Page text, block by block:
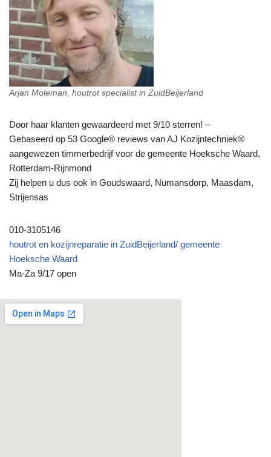
Arjan Moleman, houtrot specialist in ZuidBeijerland
Door haar klanten gewaardeerd met 9/10 sterren! –
Gebaseerd op 53 Google® reviews van AJ Kozijntechniek®
aangewezen timmerbedrijf voor de gemeente Hoeksche Waard,
Rotterdam-Rijnmond
Zij helpen u dus ook in Goudswaard, Numansdorp, Maasdam,
Strijensas
010-3105146
houtrot en kozijnreparatie in ZuidBeijerland/ gemeente
Hoeksche Waard
Ma-Za 9/17 open